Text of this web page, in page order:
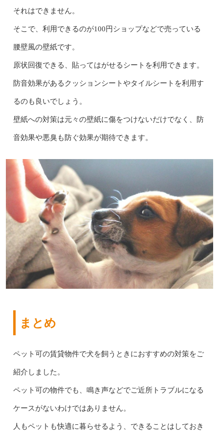
それはできません。
そこで、利用できるのが100円ショップなどで売っている
腰壁風の壁紙です。
原状回復できる、貼ってはがせるシートを利用できます。
防音効果があるクッションシートやタイルシートを利用す
るのも良いでしょう。
壁紙への対策は元々の壁紙に傷をつけないだけでなく、防
音効果や悪臭も防ぐ効果が期待できます。
まとめ
ペット可の賃貸物件で犬を飼うときにおすすめの対策をご
紹介しました。
ペット可の物件でも、鳴き声などでご近所トラブルになる
ケースがないわけではありません。
人もペットも快適に暮らせるよう、できることはしておき